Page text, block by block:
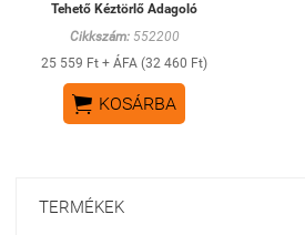
Tehető Kéztörlő Adagoló
Cikkszám:552200
25 559 Ft + ÁFA (32 460 Ft)
 KOSÁRBA
TERMÉKEK